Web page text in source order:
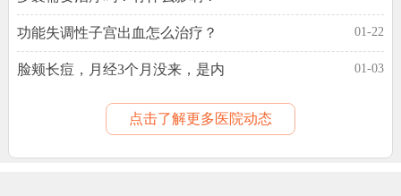
01-22
功能失调性子宫出血怎么治疗？
01-03
脸颊长痘，月经3个月没来，是内
点击了解更多医院动态